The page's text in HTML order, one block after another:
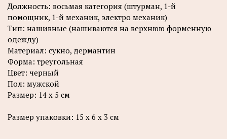
Должность: восьмая категория (штурман, 1-й
помощник, 1-й механик, электро механик)
Тип: нашивные (нашиваются на верхнюю форменную
одежду)
Материал: сукно, дермантин
Форма: треугольная
Цвет: черный
Пол: мужской
Размер: 14 х 5 см
Размер упаковки: 15 х 6 х 3 см